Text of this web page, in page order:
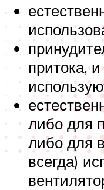
притока,
либо для
либо для
всегда)